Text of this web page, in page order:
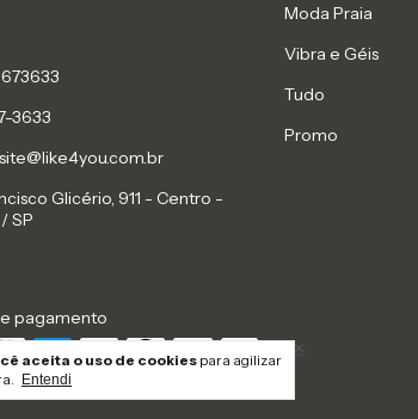
aceita o uso de cookies para agilizar
Entendi
3633
Glicério, 911 - Centro -
SP
Moda Praia
Vibra e Géis
Tudo
Promo
pagamento